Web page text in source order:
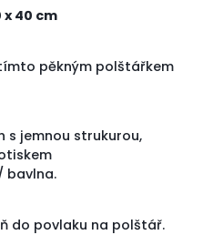
x 40 cm
pěkným polštářkem
s jemnou strukurou,
bavlna.
do povlaku na polštář.